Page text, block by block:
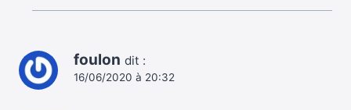
foulon dit :
16/06/2020 à 20:32